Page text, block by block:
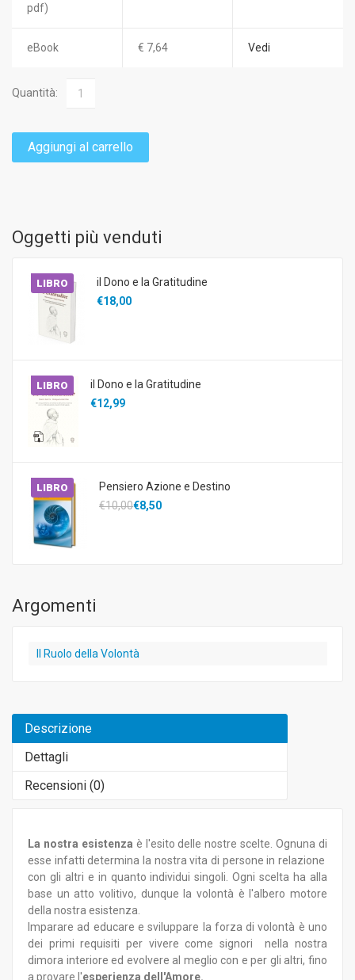
pdf)
eBook € 7,64 Vedi
Quantità:
Aggiungi al carrello
Oggetti più venduti
LIBRO
il Dono e la Gratitudine
€18,00
LIBRO
il Dono e la Gratitudine
€12,99
LIBRO
Pensiero Azione e Destino
€10,00€8,50
Argomenti
Il Ruolo della Volontà
Descrizione
Dettagli
Recensioni (0)
La nostra esistenza è l'esito delle nostre scelte. Ognuna di
esse infatti determina la nostra vita di persone in relazione
con gli altri e in quanto individui singoli. Ogni scelta ha alla
base un atto volitivo, dunque la volontà è l'albero motore
della nostra esistenza.
Imparare ad educare e sviluppare la forza di volontà è uno
dei primi requisiti per vivere come signori nella nostra
dimora interiore ed evolvere al meglio con e per gli altri, fino
a provare l'esperienza dell'Amore.